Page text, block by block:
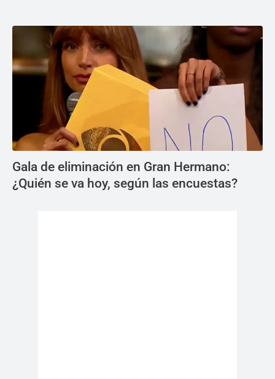
Gala de eliminación en Gran Hermano:
¿Quién se va hoy, según las encuestas?